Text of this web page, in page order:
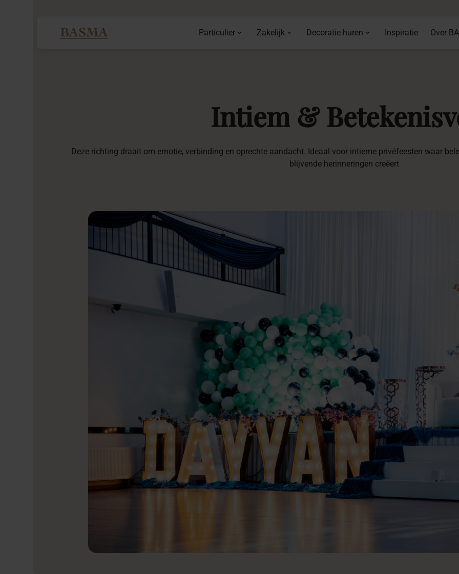
Particulier Zakelijk Decoratie huren Inspiratie Over
Intiem &
Deze richting draait om emotie, verbinding en oprechte aandacht. Ideaal voor intieme privéfeesten waar
blijvende herinneringen creëert